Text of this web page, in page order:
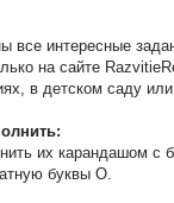
все интересные
на сайте
в детском саду
их карандашом с
буквы О.